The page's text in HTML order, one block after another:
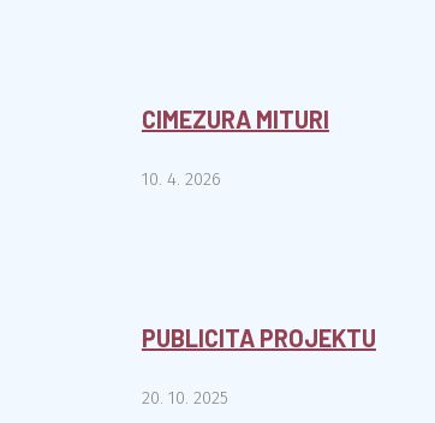
CIMEZURA MITURI
10. 4. 2026
PUBLICITA PROJEKTU
20. 10. 2025